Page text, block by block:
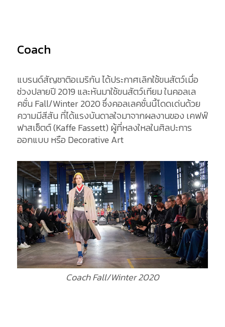
Coach
แบรนด์สัญชาติอเมริกัน ได้ประกาศเลิกใช้ขนสัตว์เมื่อ
ช่วงปลายปี 2019 และหันมาใช้ขนสัตว์เทียม ในคอลเล
คชั่น Fall/Winter 2020 ซึ่งคอลเลคชั่นนี้โดดเด่นด้วย
ความมีสีสัน ที่ได้แรงบันดาลใจมาจากผลงานของ เคฟฟ์
ฟาสเซ็ตต์ (Kaffe Fassett) ผู้ที่หลงใหลในศิลปะการ
ออกแบบ หรือ Decorative Art
Coach Fall/Winter 2020